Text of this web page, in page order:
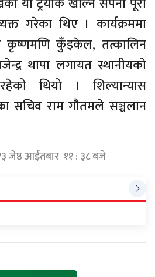
गरेका थिए । कार्यक्रममा
कृष्णमणि कुँइकेल, तत्कालिन
थापा लगायत स्थानीयको
थियो । शिल्यान्यास
सचिव राम गौतमले सञ्चलान
जेष्ठ आईतबार ११ : ३८ बजे